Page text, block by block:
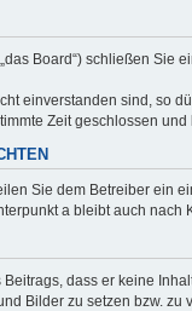
Board“) schließen
einverstanden sind, so
Zeit geschlossen
Sie dem Betreiber ein
a bleibt auch
dass er keine
Bilder zu setzen bzw. zu